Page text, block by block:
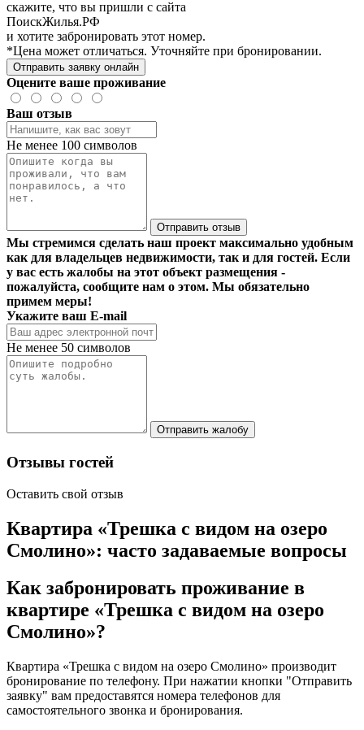
скажите, что вы пришли с сайта
ПоискЖилья.РФ
и хотите забронировать этот номер.
*Цена может отличаться. Уточняйте при бронировании.
Отправить заявку онлайн
Оцените ваше проживание
Ваш отзыв
Не менее 100 символов
Отправить отзыв
Мы стремимся сделать наш проект максимально удобным
как для владельцев недвижимости, так и для гостей. Если
у вас есть жалобы на этот объект размещения -
пожалуйста, сообщите нам о этом. Мы обязательно
примем меры!
Укажите ваш E-mail
Не менее 50 символов
Отправить жалобу
Отзывы гостей
Оставить свой отзыв
Квартира «Трешка с видом на озеро
Смолино»: часто задаваемые вопросы
Как забронировать проживание в
квартире «Трешка с видом на озеро
Смолино»?
Квартира «Трешка с видом на озеро Смолино» производит
бронирование по телефону. При нажатии кнопки "Отправить
заявку" вам предоставятся номера телефонов для
самостоятельного звонка и бронирования.